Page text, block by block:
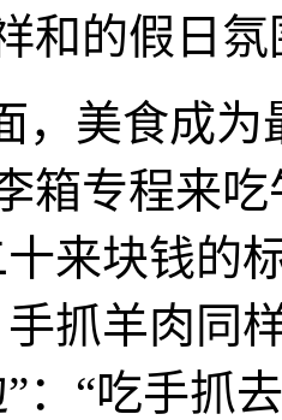
和的假日氛
，美食成
箱专程来
来块钱的
抓羊肉同
：“吃手抓